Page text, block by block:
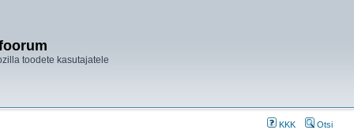
toodete kasutajatele
KKK Otsi